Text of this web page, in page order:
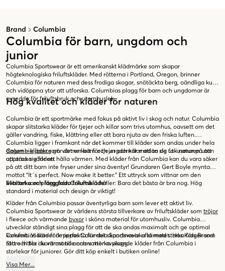
Brand Columbia
Columbia för barn, ungdom och
junior
Columbia Sportswear är ett amerikanskt klädmärke som skapar
högteknologiska friluftskläder. Med rötterna i Portland, Oregon, brinner
Columbia för naturen med dess frodiga skogar, snötäckta berg, oändliga kust
och vidöppna ytor att utforska. Columbias plagg för barn och ungdomar är
avsedda för friluftsbruk och utomhuslek.
Hög kvalitet och kläder för naturen
Columbia är ett sportmärke med fokus på aktivt liv i skog och natur. Columbia
skapar slitstarka kläder för tjejer och killar som trivs utomhus, oavsett om det
gäller vandring, fiske, klättring eller att bara njuta av den friska luften.
Columbia ligger i framkant när det kommer till kläder som andas under hela
dagen – kläder som värmer barn och ungdomar medan de fokuserar på att
upptäcka världen.
Columbia jackorgör det enkelt för tjejer och killar att ta sig ut i naturen utan
att oroa sig för att hålla värmen. Med kläder från Columbia kan du vara säker
på att ditt barn inte fryser under sina äventyr! Grundaren Gert Boyle myntade
mottot ”It´s perfect. Now make it better.” Ett uttryck som vittnar om den
kvalitet som plagg från Columbia håller: Bara det bästa är bra nog. Hög
standard i material och design är viktigt!
Slitstarka och färgglada friluftskläder
Kläder från Columbia passar äventyrliga barn som lever ett aktivt liv.
Columbia Sportswear är världens största tillverkare av friluftskläder som tröjor
i fleece och värmande byxor i sköna material för utomhusliv. Columbia
utvecklar ständigt sina plagg för att de ska andas maximalt och ge optimal
komfort. Vidare förknippas Columbia Sportswear ofta med starka färger som
rött och lila i kontrast till annars mörka plagg.
Columbias kläder är perfekta för det skandinaviska klimatet. Hos Kids Brand
Store hittar du värmande och vattenavvisande kläder från Columbia i
storlekar för juniorer. Gör ditt köp enkelt i butiken online!
Visa Mer...